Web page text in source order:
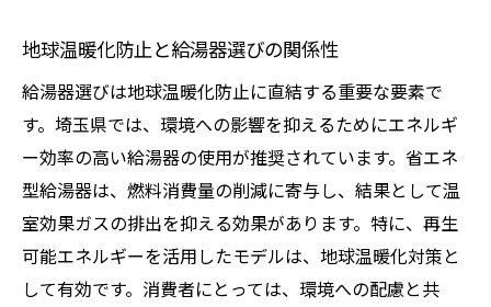
地球温暖化防止と給湯器選びの関係性
給湯器選びは地球温暖化防止に直結する重要な要素で
す。埼玉県では、環境への影響を抑えるためにエネルギ
ー効率の高い給湯器の使用が推奨されています。省エネ
型給湯器は、燃料消費量の削減に寄与し、結果として温
室効果ガスの排出を抑える効果があります。特に、再生
可能エネルギーを活用したモデルは、地球温暖化対策と
して有効です。消費者にとっては、環境への配慮と共